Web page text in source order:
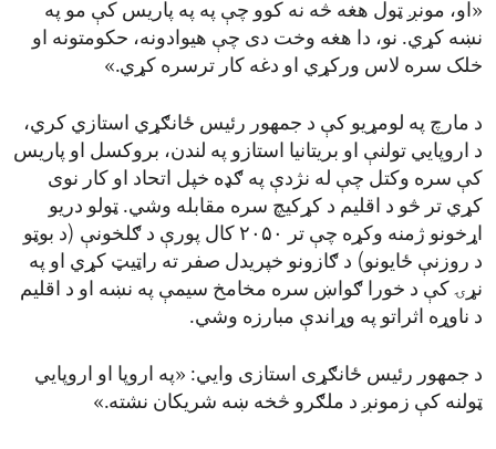
«او، مونږ ټول هغه څه نه کوو چې په په پاریس کې مو په
نښه کړي. نو، دا هغه وخت دی چې هیوادونه، حکومتونه او
خلک سره لاس ورکړي او دغه کار ترسره کړي.»
د مارچ په لومړیو کې د جمهور رئیس ځانګړي استازي کري،
د اروپایي تولنې او بریتانیا استازو په لندن، بروکسل او پاریس
کې سره وکتل چې له نژدې په ګډه خپل اتحاد او کار نوی
کړي تر څو د اقلیم د کړکیچ سره مقابله وشي. ټولو دریو
اړخونو ژمنه وکړه چې تر ۲۰۵۰ کال پورې د ګلخونې (د بوټو
د روزنې ځایونو) د ګازونو خپریدل صفر ته راټیټ کړي او په
نړۍ کې د خورا ګواښ سره مخامخ سیمې په نښه او د اقلیم
د ناوړه اثراتو په وړاندې مبارزه وشي.
د جمهور رئیس ځانګړی استازی وایي: «په اروپا او اروپایي
ټولنه کې زمونږ د ملګرو څخه ښه شریکان نشته.»